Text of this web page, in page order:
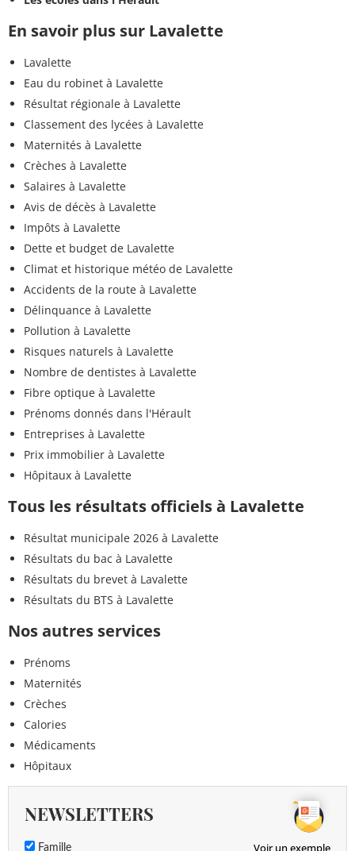
En savoir plus sur Lavalette
Lavalette
Eau du robinet à Lavalette
Résultat régionale à Lavalette
Classement des lycées à Lavalette
Maternités à Lavalette
Crèches à Lavalette
Salaires à Lavalette
Avis de décès à Lavalette
Impôts à Lavalette
Dette et budget de Lavalette
Climat et historique météo de Lavalette
Accidents de la route à Lavalette
Délinquance à Lavalette
Pollution à Lavalette
Risques naturels à Lavalette
Nombre de dentistes à Lavalette
Fibre optique à Lavalette
Prénoms donnés dans l'Hérault
Entreprises à Lavalette
Prix immobilier à Lavalette
Hôpitaux à Lavalette
Tous les résultats officiels à Lavalette
Résultat municipale 2026 à Lavalette
Résultats du bac à Lavalette
Résultats du brevet à Lavalette
Résultats du BTS à Lavalette
Nos autres services
Prénoms
Maternités
Crèches
Calories
Médicaments
Hôpitaux
NEWSLETTERS
Famille Voir un exemple